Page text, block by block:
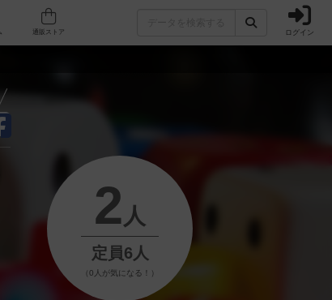
人気ボードゲーム ログイン
2 人
定員6人
（0人が気になる！）